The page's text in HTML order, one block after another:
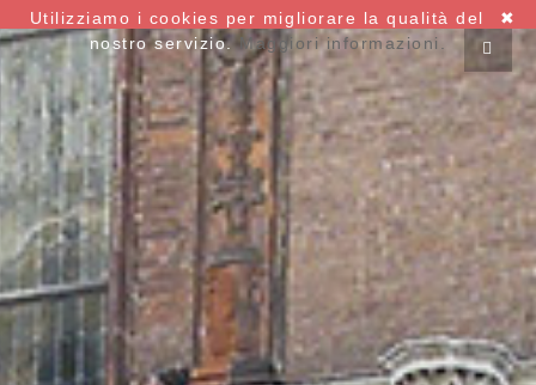
✖
Utilizziamo i cookies per migliorare la qualità del
nostro servizio. Maggiori informazioni.